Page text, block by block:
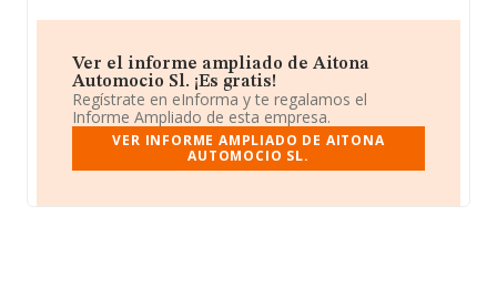
Ver el informe ampliado de Aitona
Automocio Sl. ¡Es gratis!
Regístrate en eInforma y te regalamos el
Informe Ampliado de esta empresa.
VER INFORME AMPLIADO DE AITONA
AUTOMOCIO SL.